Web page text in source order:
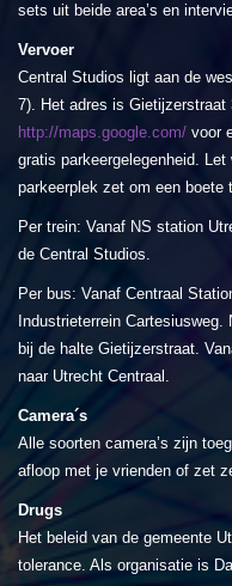
sets uit beide area’s en
Vervoer
Central Studios ligt aan de
7). Het adres is
http://maps.google.com/ voor
gratis parkeergelegenheid.
parkeerplek zet om een boete
Per trein: Vanaf NS station
de Central Studios.
Per bus: Vanaf Centraal
Industrieterrein
bij de halte Gietijzerstraat.
naar Utrecht Centraal.
Camera´s
Alle soorten camera’s zijn
afloop met je vrienden of zet
Drugs
Het beleid van de gemeente
tolerance. Als organisatie is